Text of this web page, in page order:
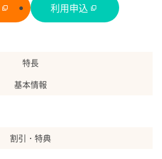
利用申込
特長
基本情報
割引・特典